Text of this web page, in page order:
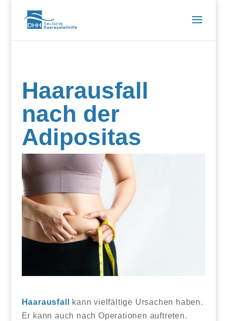
Haarausfall
nach der
Adipositas
Haarausfall
kann vielfältige Ursachen haben.
Er kann auch nach Operationen auftreten.